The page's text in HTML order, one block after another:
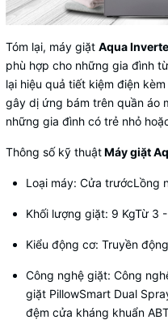
Tóm lại, máy giặt Aqua
phù hợp cho những gia đình
lại hiệu quả tiết kiệm điện
gây dị ứng bám trên quần áo
những gia đình có trẻ nhỏ
Thông số kỹ thuậtMáy giặt
Loại máy: Cửa trướcLồng
Khối lượng giặt: 9 KgTừ 3
Kiểu động cơ: Truyền
Công nghệ giặt: Công
giặt PillowSmart Dual
đệm cửa kháng khuẩn